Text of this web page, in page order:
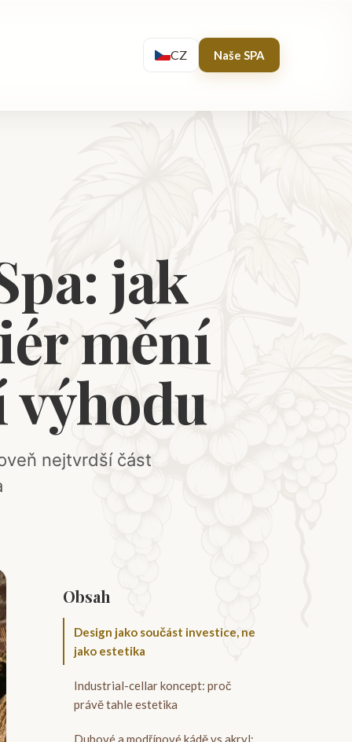
CZ Naše SPA
jak
mění
výhodu
nejtvrdší část
Obsah
Design jako součást investice, ne
jako estetika
Industrial-cellar koncept: proč
právě tahle estetika
Dubové a modřínové kádě vs akryl: